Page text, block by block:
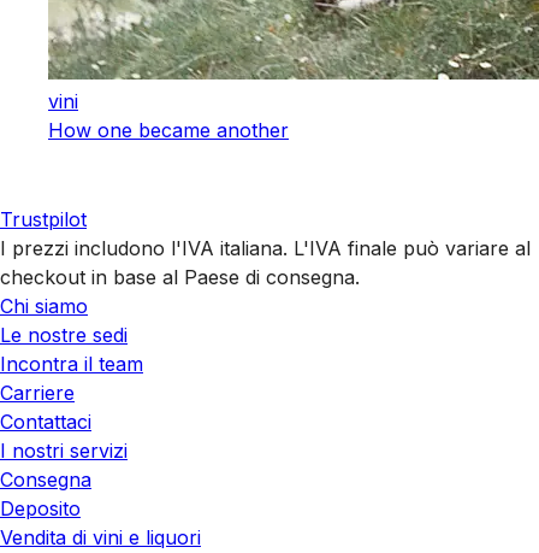
vini
How one became another
Trustpilot
I prezzi includono l'IVA italiana. L'IVA finale può variare al
checkout in base al Paese di consegna.
Chi siamo
Le nostre sedi
Incontra il team
Carriere
Contattaci
I nostri servizi
Consegna
Deposito
Vendita di vini e liquori